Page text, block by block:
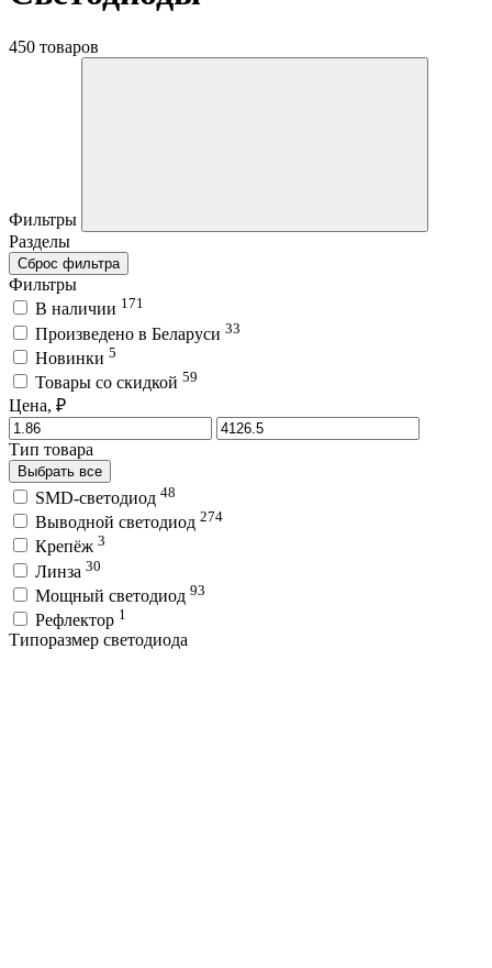
450 товаров
Фильтры
Разделы
Сброс фильтра
Фильтры
В наличии 171
Произведено в Беларуси 33
Новинки 5
Товары со скидкой 59
Цена, ₽
Тип товара
Выбрать все
SMD-светодиод 48
Выводной светодиод 274
Крепёж 3
Линза 30
Мощный светодиод 93
Рефлектор 1
Типоразмер светодиода